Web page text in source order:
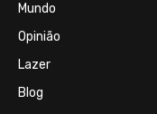
Mundo
Opinião
Lazer
Blog